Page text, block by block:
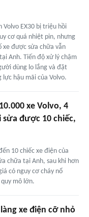
Volvo EX30 bị triệu hồi
cơ quá nhiệt pin, nhưng
xe được sửa chữa vẫn
Anh. Tiến độ xử lý chậm
dùng lo lắng và đặt
lực hậu mãi của Volvo.
xe Volvo, 4
sửa được 10 chiếc,
10 chiếc xe điện của
chữa tại Anh, sau khi hơn
có nguy cơ cháy nổ
mô lớn.
xe điện cỡ nhỏ